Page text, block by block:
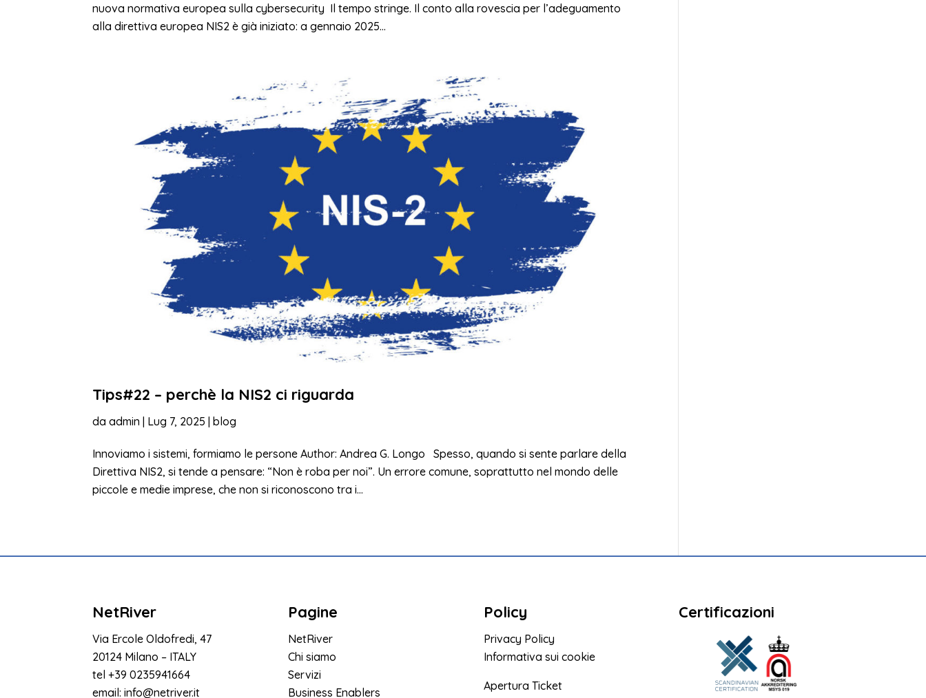
nuova normativa europea sulla cybersecurity Il tempo stringe. Il conto alla rovescia per l’adeguamento
alla direttiva europea NIS2 è già iniziato: a gennaio 2025...
Tips#22 – perchè la NIS2 ci riguarda
daadmin | Lug 7, 2025 |blog
Innoviamo i sistemi, formiamo le persone Author: Andrea G. Longo Spesso, quando si sente parlare della
Direttiva NIS2, si tende a pensare: “Non è roba per noi”. Un errore comune, soprattutto nel mondo delle
piccole e medie imprese, che non si riconoscono tra i...
NetRiver
Via Ercole Oldofredi, 47
20124 Milano – ITALY
tel+39 0235941664
email:info@netriver.it
Pagine
NetRiver
Chi siamo
Servizi
Business Enablers
Policy
Privacy Policy
Informativa sui cookie
Apertura Ticket
Certificazioni